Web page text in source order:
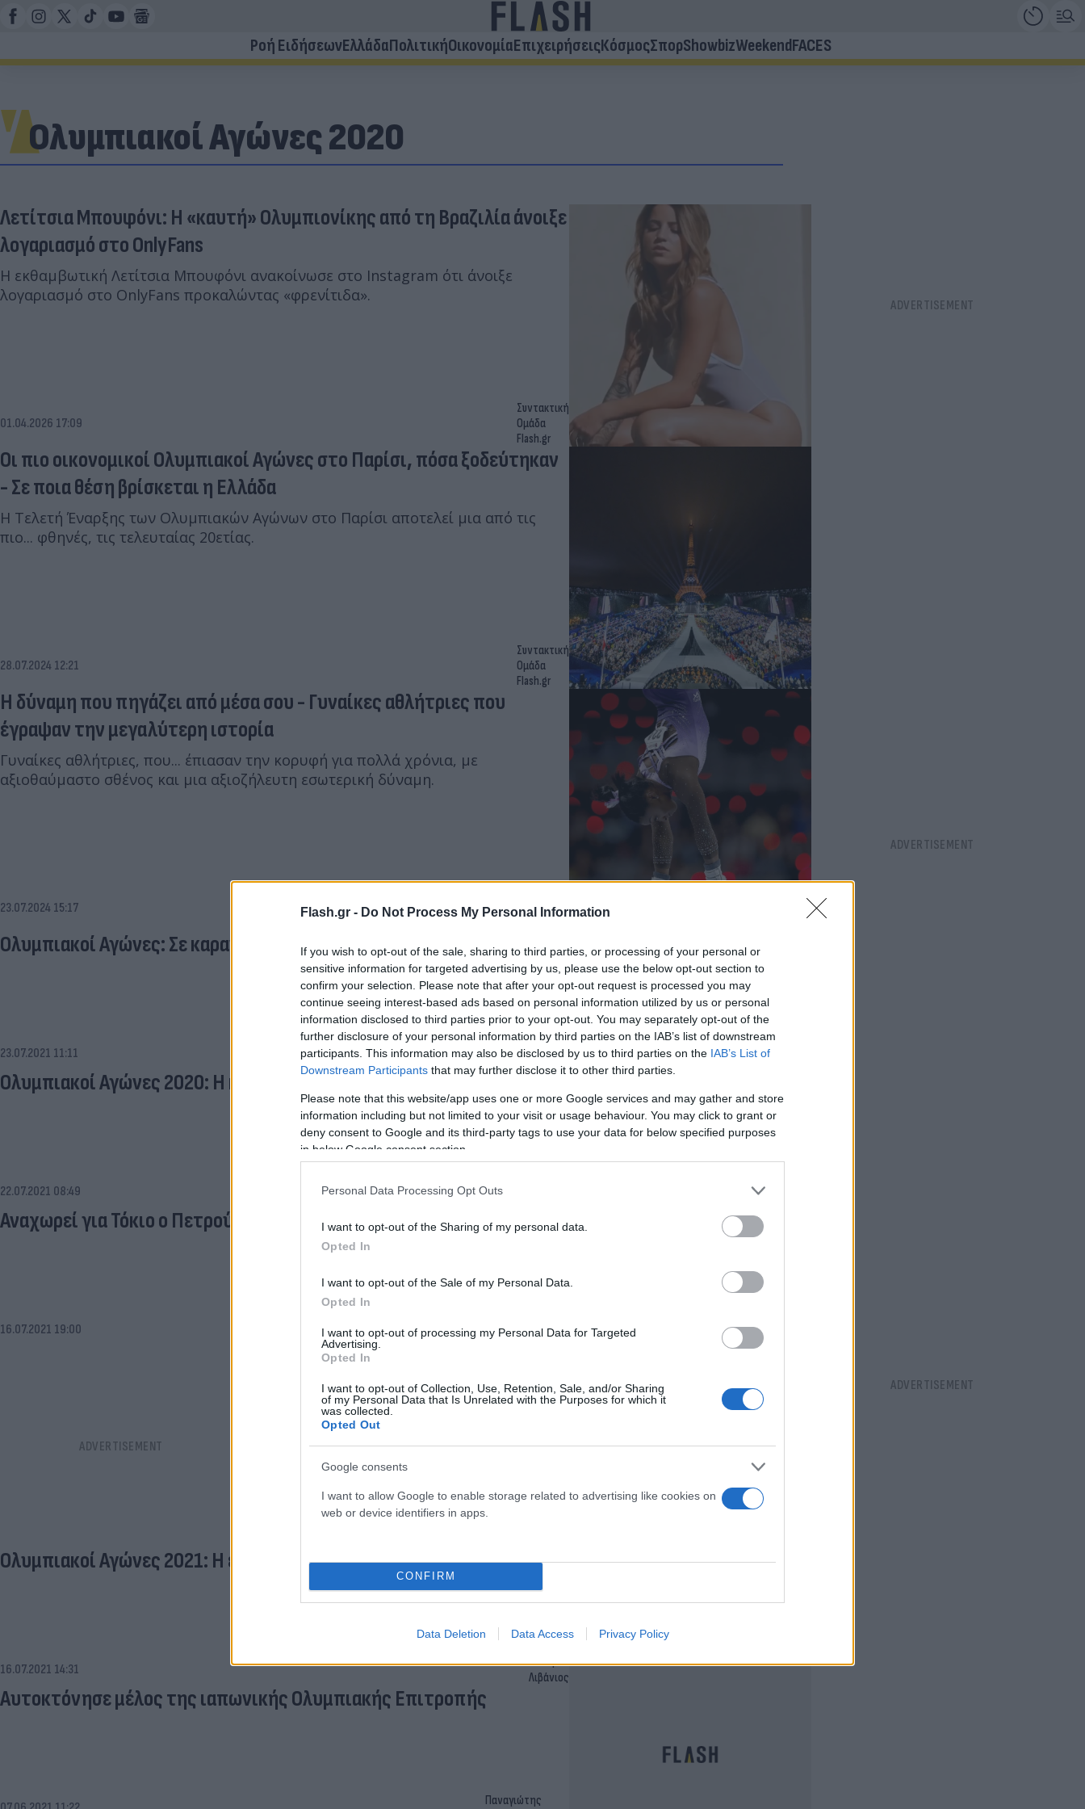
Flash.gr - Do Not Process My Personal Information
If you wish to opt-out of the sale, sharing to third parties, or processing of your personal or
sensitive information for targeted advertising by us, please use the below opt-out section to
confirm your selection. Please note that after your opt-out request is processed you may
continue seeing interest-based ads based on personal information utilized by us or personal
information disclosed to third parties prior to your opt-out. You may separately opt-out of the
further disclosure of your personal information by third parties on the IAB’s list of downstream
participants. This information may also be disclosed by us to third parties on the IAB’s List of
Downstream Participants that may further disclose it to other third parties.
Please note that this website/app uses one or more Google services and may gather and store
information including but not limited to your visit or usage behaviour. You may click to grant or
deny consent to Google and its third-party tags to use your data for below specified purposes
in below Google consent section.
Personal Data Processing Opt Outs
I want to opt-out of the Sharing of my personal data.
Opted In
I want to opt-out of the Sale of my Personal Data.
Opted In
I want to opt-out of processing my Personal Data for Targeted
Advertising.
Opted In
I want to opt-out of Collection, Use, Retention, Sale, and/or Sharing
of my Personal Data that Is Unrelated with the Purposes for which it
was collected.
Opted Out
Google consents
I want to allow Google to enable storage related to advertising like cookies on
web or device identifiers in apps.
CONFIRM
Data Deletion Data Access Privacy Policy
Ροή ΕιδήσεωνΕλλάδαΠολιτικήΟικονομίαΕπιχειρήσειςΚόσμοςΣπορShowbizWeekendFACES
Ολυμπιακοί Αγώνες 2020
Λετίτσια Μπουφόνι: Η «καυτή» Ολυμπιονίκης από τη Βραζιλία άνοιξε
λογαριασμό στο OnlyFans
Η εκθαμβωτική Λετίτσια Μπουφόνι ανακοίνωσε στο Instagram ότι άνοιξε
λογαριασμό στο OnlyFans προκαλώντας «φρενίτιδα».
01.04.2026 17:09
Συντακτική
Ομάδα
Flash.gr
Οι πιο οικονομικοί Ολυμπιακοί Αγώνες στο Παρίσι, πόσα ξοδεύτηκαν
- Σε ποια θέση βρίσκεται η Ελλάδα
Η Τελετή Έναρξης των Ολυμπιακών Αγώνων στο Παρίσι αποτελεί μια από τις
πιο... φθηνές, τις τελευταίας 20ετίας.
28.07.2024 12:21
Συντακτική
Ομάδα
Flash.gr
Η δύναμη που πηγάζει από μέσα σου - Γυναίκες αθλήτριες που
έγραψαν την μεγαλύτερη ιστορία
Γυναίκες αθλήτριες, που... έπιασαν την κορυφή για πολλά χρόνια, με
αξιοθαύμαστο σθένος και μια αξιοζήλευτη εσωτερική δύναμη.
23.07.2024 15:17
Ομάδα
Ολυμπιακοί Αγώνες: Σε καραντίνα μέλη της ελληνικής αποστολής
23.07.2021 11:11
Ηλίας
Λιβάνιος
Ολυμπιακοί Αγώνες 2020: H κλήρωση για Σάκκαρη και Τσιτσιπά
22.07.2021 08:49
Αναχωρεί για Τόκιο ο Πετρούνιας - Πότε αγωνίζεται
16.07.2021 19:00
Λιβάνιος
Ολυμπιακοί Αγώνες 2021: Η ελληνική αποστολή για το Τόκιο
16.07.2021 14:31
Ηλίας
Λιβάνιος
Αυτοκτόνησε μέλος της ιαπωνικής Ολυμπιακής Επιτροπής
Παναγιώτης